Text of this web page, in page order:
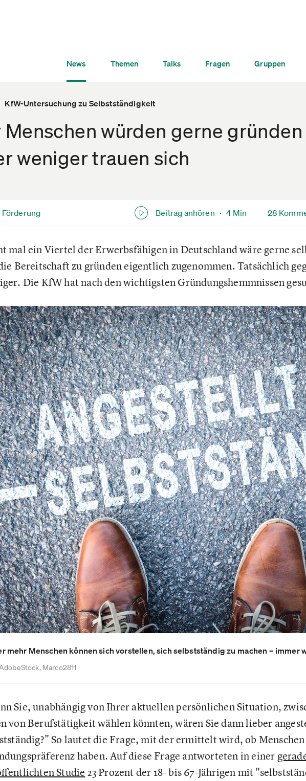
News Themen Talks Fragen Gruppen
KfW-Untersuchung zu Selbstständigkeit
Menschen würden gerne gründen
weniger trauen sich
Beitrag anhören · 4 Min 28
mal ein Viertel der Erwerbsfähigen in Deutschland wäre gerne
Bereitschaft zu gründen eigentlich zugenommen. Tatsächlich
Die KfW hat nach den wichtigsten Gründungshemmnissen
mehr Menschen können sich vorstellen, sich selbstständig zu machen – immer
Marco2811
Sie, unabhängig von Ihrer aktuellen persönlichen Situation,
von Berufstätigkeit wählen könnten, wären Sie dann lieber
So lautet die Frage, mit der ermittelt wird, ob Menschen
haben. Auf diese Frage antworteten in einer
Studie 23 Prozent der 18- bis 67-Jährigen mit